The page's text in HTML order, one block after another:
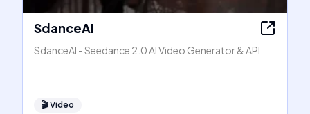
SdanceAI
SdanceAI - Seedance 2.0 AI Video Generator & API
🎬Video